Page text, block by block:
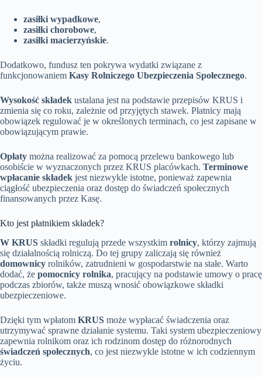
zasiłki wypadkowe,
zasiłki chorobowe,
zasiłki macierzyńskie.
Dodatkowo, fundusz ten pokrywa wydatki związane z
funkcjonowaniem Kasy Rolniczego Ubezpieczenia Społecznego.
Wysokość składek ustalana jest na podstawie przepisów KRUS i
zmienia się co roku, zależnie od przyjętych stawek. Płatnicy mają
obowiązek regulować je w określonych terminach, co jest zapisane w
obowiązującym prawie.
Opłaty można realizować za pomocą przelewu bankowego lub
osobiście w wyznaczonych przez KRUS placówkach. Terminowe
wpłacanie składek jest niezwykle istotne, ponieważ zapewnia
ciągłość ubezpieczenia oraz dostęp do świadczeń społecznych
finansowanych przez Kasę.
Kto jest płatnikiem składek?
W KRUS składki regulują przede wszystkim rolnicy, którzy zajmują
się działalnością rolniczą. Do tej grupy zaliczają się również
domownicy rolników, zatrudnieni w gospodarstwie na stałe. Warto
dodać, że pomocnicy rolnika, pracujący na podstawie umowy o pracę
podczas zbiorów, także muszą wnosić obowiązkowe składki
ubezpieczeniowe.
Dzięki tym wpłatom KRUS może wypłacać świadczenia oraz
utrzymywać sprawne działanie systemu. Taki system ubezpieczeniowy
zapewnia rolnikom oraz ich rodzinom dostęp do różnorodnych
świadczeń społecznych, co jest niezwykle istotne w ich codziennym
życiu.